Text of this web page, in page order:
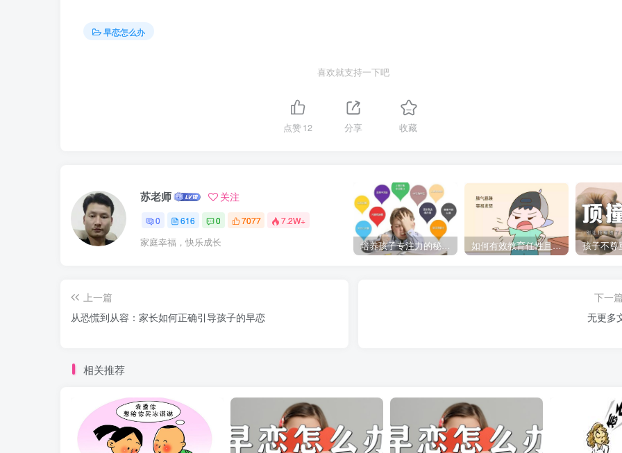
早恋怎么办
喜欢就支持一下吧
点赞12 分享 收藏
苏老师 关注
0 616 0 7077 7.2W+
家庭幸福，快乐成长 如何有效教育任性且脾气暴躁的孩子，父母必看的实用指南
上一篇
从恐慌到从容：家长如何正确引导孩子的早恋
下一篇
无更多
相关推荐